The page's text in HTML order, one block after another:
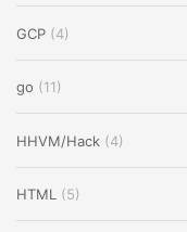
GCP (4)
go (11)
HHVM/Hack (4)
HTML (5)